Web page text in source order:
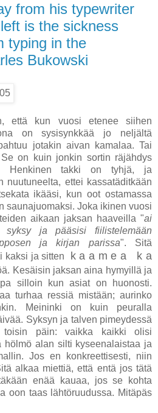
from his typewriter
is the sickness
typing in the
Bukowski
että kun vuosi etenee siihen
on sysisynkkää jo neljältä
jotakin aivan kamalaa. Tai
on kuin jonkin sortin räjähdys
Henkinen takki on tyhjä, ja
nuutuneelta, ettei kassatäditkään
ikääsi, kun oot ostamassa
saunajuomaksi. Joka ikinen vuosi
aikaan jaksan haaveilla "ai
ja pääsisi fiilistelemään
ja kirjan parissa". Sitä
kaksi ja sitten k a a m e a k a
Kesäisin jaksan aina hymyillä ja
silloin kun asiat on huonosti.
turhaa ressiä mistään; aurinko
Meininki on kuin peuralla
Syksyn ja talven pimeydessä
toisin päin: vaikka kaikki olisi
hölmö alan silti kyseenalaistaa ja
Jos en konkreettisesti, niin
alkaa miettiä, että entä jos tätä
enää kauaa, jos se kohta
oon taas lähtöruudussa. Mitäpäs